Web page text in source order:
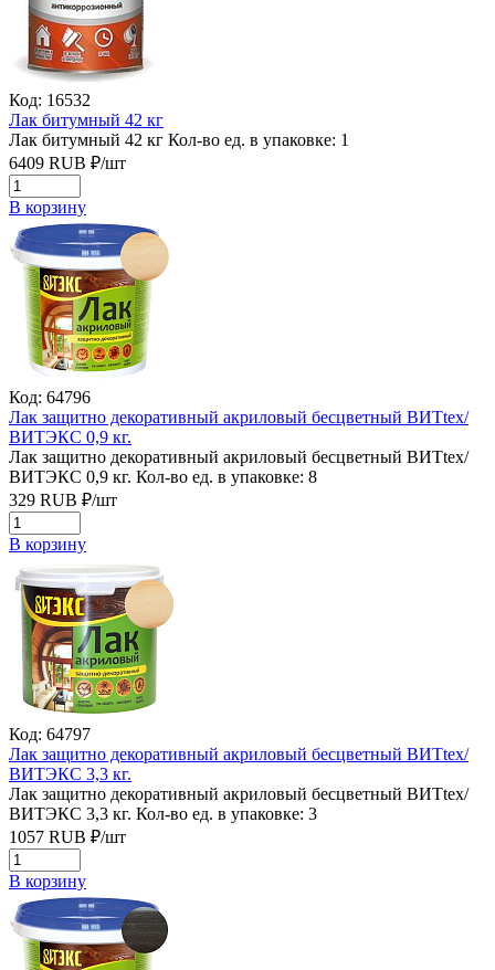
Код: 16532
Лак битумный 42 кг
Лак битумный 42 кг Кол-во ед. в упаковке: 1
6409 RUB ₽/шт
В корзину
Код: 64796
Лак защитно декоративный акриловый бесцветный ВИТtex/
ВИТЭКС 0,9 кг.
Лак защитно декоративный акриловый бесцветный ВИТtex/
ВИТЭКС 0,9 кг. Кол-во ед. в упаковке: 8
329 RUB ₽/шт
В корзину
Код: 64797
Лак защитно декоративный акриловый бесцветный ВИТtex/
ВИТЭКС 3,3 кг.
Лак защитно декоративный акриловый бесцветный ВИТtex/
ВИТЭКС 3,3 кг. Кол-во ед. в упаковке: 3
1057 RUB ₽/шт
В корзину